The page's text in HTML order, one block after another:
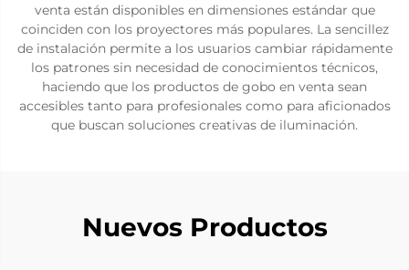
venta están disponibles en dimensiones estándar que
coinciden con los proyectores más populares. La sencillez
de instalación permite a los usuarios cambiar rápidamente
los patrones sin necesidad de conocimientos técnicos,
haciendo que los productos de gobo en venta sean
accesibles tanto para profesionales como para aficionados
que buscan soluciones creativas de iluminación.
Nuevos Productos